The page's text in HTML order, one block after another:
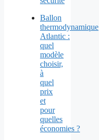
Ballon
thermodynamique
Atlantic :
quel
modèle
choisir,
à
quel
prix
et
pour
quelles
économies ?